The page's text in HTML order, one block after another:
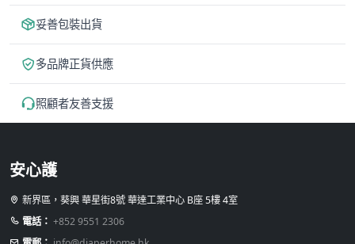
妥善包裝出貨
多品牌正貨供應
照顧者友善支援
安心護
新界區，葵興 華星街8號 華達工業中心 B座 5樓 4室
電話： +852 9551 2306